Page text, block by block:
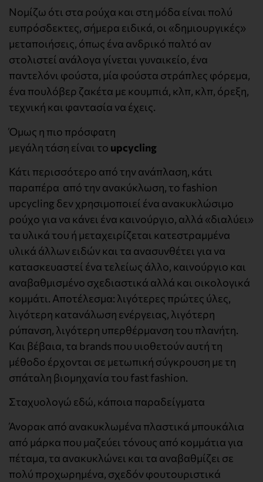
Νομίζω ότι στα ρούχα και στη μόδα είναι πολύ
ευπρόσδεκτες, σήμερα ειδικά, οι «δημιουργικές»
μεταποιήσεις, όπως ένα ανδρικό παλτό αν
στολιστεί ανάλογα γίνεται γυναικείο, ένα
παντελόνι φούστα, μία φούστα στράπλες φόρεμα,
ένα πουλόβερ ζακέτα με κουμπιά, κλπ, κλπ, όρεξη,
τεχνική και φαντασία να έχεις.
Όμως η πιο πρόσφατη
μεγάλη τάση είναι το upcycling
Κάτι περισσότερο από την ανάπλαση, κάτι
παραπέρα από την ανακύκλωση, το fashion
upcycling δεν χρησιμοποιεί ένα ανακυκλώσιμο
ρούχο για να κάνει ένα καινούργιο, αλλά «διαλύει»
τα υλικά του ή μεταχειρίζεται κατεστραμμένα
υλικά άλλων ειδών και τα ανασυνθέτει για να
κατασκευαστεί ένα τελείως άλλο, καινούργιο και
αναβαθμισμένο σχεδιαστικά αλλά και οικολογικά
κομμάτι. Αποτέλεσμα: λιγότερες πρώτες ύλες,
λιγότερη κατανάλωση ενέργειας, λιγότερη
ρύπανση, λιγότερη υπερθέρμανση του πλανήτη.
Και βέβαια, τα brands που υιοθετούν αυτή τη
μέθοδο έρχονται σε μετωπική σύγκρουση με τη
σπάταλη βιομηχανία του fast fashion.
Σταχυολογώ εδώ, κάποια παραδείγματα
Άνορακ από ανακυκλωμένα πλαστικά μπουκάλια
από μάρκα που μαζεύει τόνους από κομμάτια για
πέταμα, τα ανακυκλώνει και τα αναβαθμίζει σε
πολύ προχωρημένα, σχεδόν φουτουριστικά